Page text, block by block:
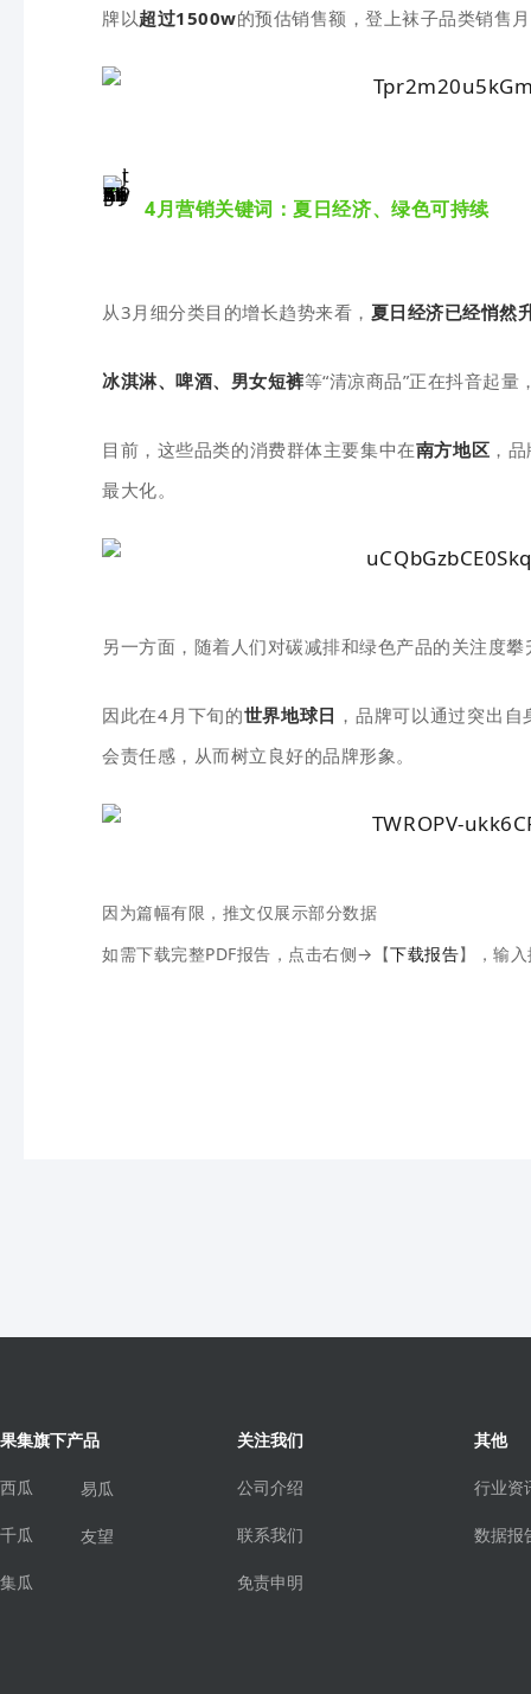
牌以超过1500w的预估销售额，登上袜子品类销售
4月营销关键词：夏日经济、绿色可持续
从3月细分类目的增长趋势来看， 夏日经济已经悄然
冰淇淋、啤酒、男女短裤等“清凉商品”正在抖音起
目前，这些品类的消费群体主要集中在南方地区 ，
最大化。
另一方面，随着人们对碳减排和绿色产品的关注度
因此在4月下旬的世界地球日 ，品牌可以通过突出自
会责任感，从而树立良好的品牌形象。
因为篇幅有限，推文仅展示部分数据
如需下载完整PDF报告，点击右侧→【下载报告】，输
果集旗下产品
西瓜
千瓜
集瓜
易瓜
友望
关注我们
公司介绍
联系我们
免责申明
其他
行业资
数据报